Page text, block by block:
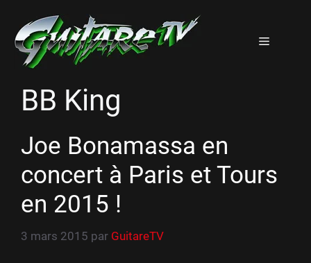
contenu
Menu
BB King
Joe Bonamassa en
concert à Paris et Tours
en 2015 !
3 mars 2015 par GuitareTV